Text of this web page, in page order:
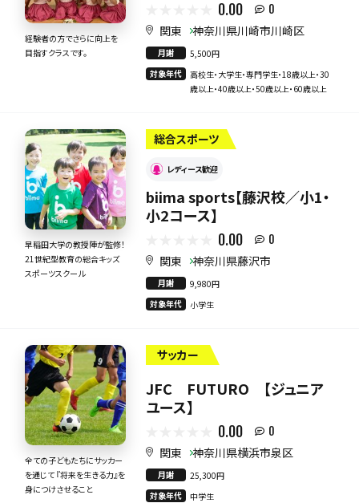
経験者の方でさらに向上を
目指すクラスです。
0.00 0
関東 神奈川県川崎市川崎区
月謝
5,500円
対象年代
高校生・大学生・専門学生・18歳以上・30
歳以上・40歳以上・50歳以上・60歳以上
早稲田大学の教授陣が監修！
21世紀型教育の総合キッズ
スポーツスクール
総合スポーツ
レディース歓迎
biima sports【藤沢校／小1・
小2コース】
0.00 0
関東 神奈川県藤沢市
月謝
9,980円
対象年代
小学生
全ての子どもたちにサッカー
を通じて 『将来を生きる力』を
身につけさせること
サッカー
JFC FUTURO 【ジュニア
ユース】
0.00 0
関東 神奈川県横浜市泉区
月謝
25,300円
対象年代
中学生